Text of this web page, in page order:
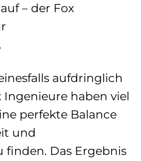
– der Fox
aufdringlich
Ingenieure haben viel
perfekte Balance
und
Das Ergebnis